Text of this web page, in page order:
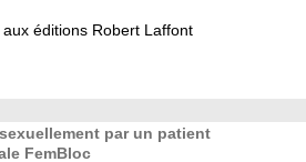
éditions Robert Laffont
par un patient
FemBloc